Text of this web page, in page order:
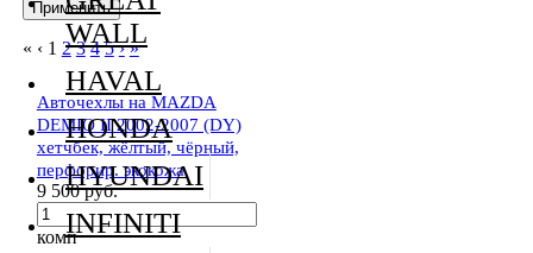
« ‹ 1 2 3 4 5 › »
Авточехлы на MAZDA
DEMIO II 2002-2007 (DY)
хетчбек, жёлтый, чёрный,
перфорир. экокожа
9 500 руб.
комп
WALL
HAVAL
HONDA
HYUNDAI
INFINITI